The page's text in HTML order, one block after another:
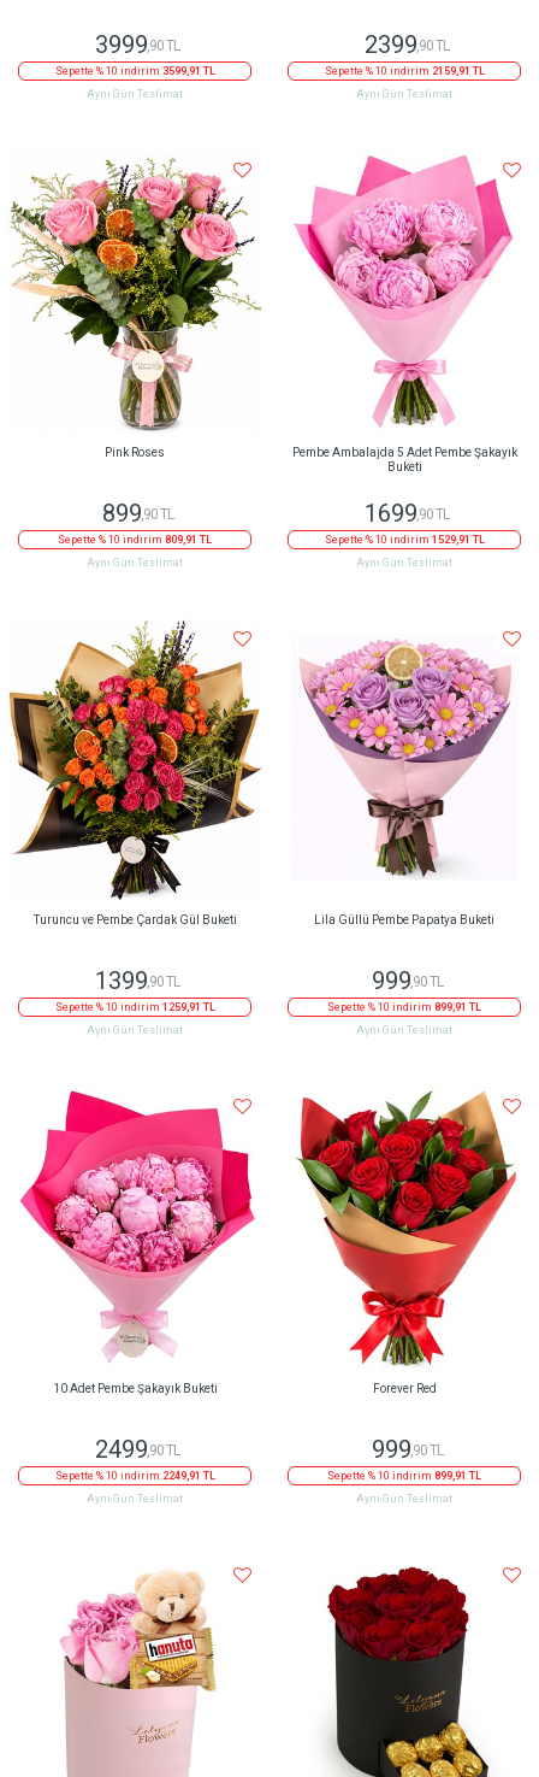
3999,90 TL
Sepette % 10 indirim 3599,91 TL
Aynı Gün Teslimat
2399,90 TL
Sepette % 10 indirim 2159,91 TL
Aynı Gün Teslimat
Pink Roses
899,90 TL
Sepette % 10 indirim 809,91 TL
Aynı Gün Teslimat
Pembe Ambalajda 5 Adet Pembe Şakayık
Buketi
1699 ,90 TL
Sepette % 10 indirim 1529,91 TL
Aynı Gün Teslimat
Turuncu ve Pembe Çardak Gül Buketi
1399,90 TL
Sepette % 10 indirim 1259,91 TL
Aynı Gün Teslimat
Lila Güllü Pembe Papatya Buketi
999,90 TL
Sepette % 10 indirim 899,91 TL
Aynı Gün Teslimat
10 Adet Pembe Şakayık Buketi
2499 ,90 TL
Sepette % 10 indirim 2249,91 TL
Aynı Gün Teslimat
Forever Red
999,90 TL
Sepette % 10 indirim 899,91 TL
Aynı Gün Teslimat